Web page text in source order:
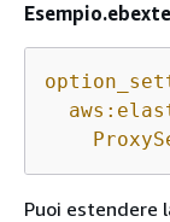
Puoi estendere